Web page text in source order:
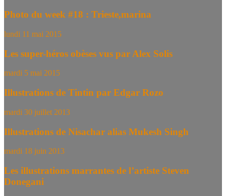
Photo du week #18 : Trieste,marina
lundi 11 mai 2015
Les super-héros obèses vus par Alex Solis
mardi 5 mai 2015
Illustrations de Tintin par Edgar Rozo
mardi 30 juillet 2013
Illustrations de Nisachar alias Mukesh Singh
mardi 18 juin 2013
Les illustrations marrantes de l’artiste Steven
Donegani